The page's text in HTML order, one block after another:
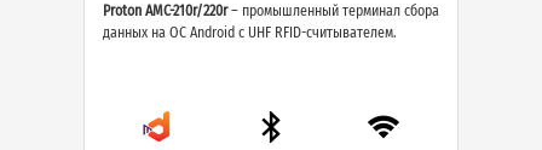
Proton AMC-210r/220r– промышленный терминал сбора
данных на ОС Android с UHF RFID-считывателем.